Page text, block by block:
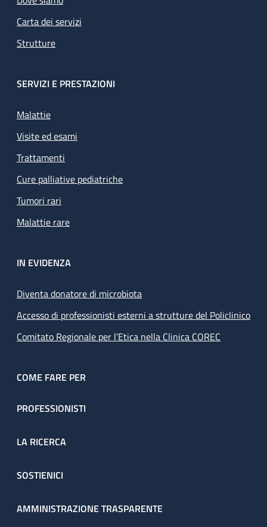
Carta dei servizi
Strutture
SERVIZI E PRESTAZIONI
Malattie
Visite ed esami
Trattamenti
Cure palliative pediatriche
Tumori rari
Malattie rare
IN EVIDENZA
Diventa donatore di microbiota
Accesso di professionisti esterni a strutture del Policlinico
Comitato Regionale per l’Etica nella Clinica COREC
COME FARE PER
PROFESSIONISTI
LA RICERCA
SOSTIENICI
AMMINISTRAZIONE TRASPARENTE